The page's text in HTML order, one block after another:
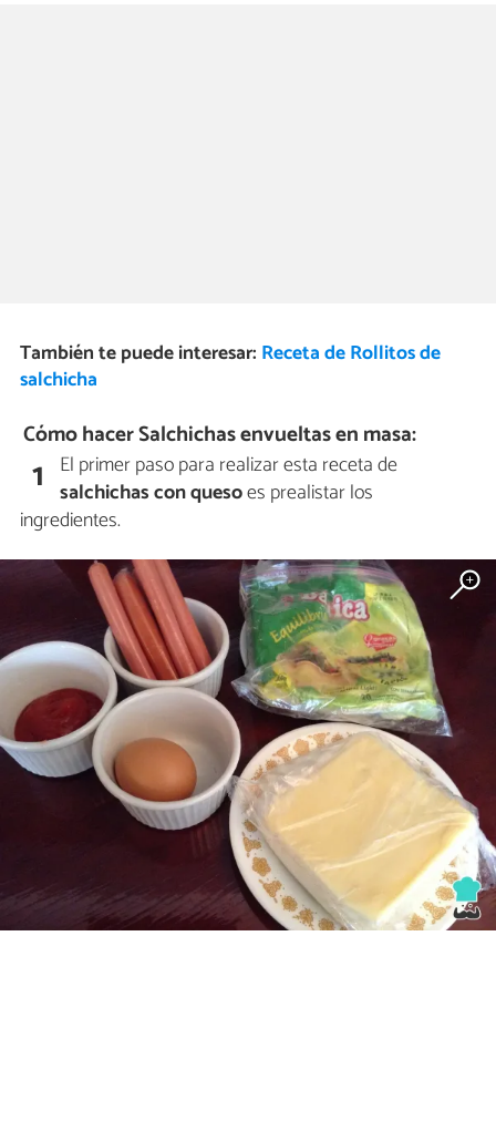
También te puede interesar: Receta de Rollitos de
salchicha
Cómo hacer Salchichas envueltas en masa:
1 El primer paso para realizar esta receta de
salchichas con quesoes prealistar los
ingredientes.